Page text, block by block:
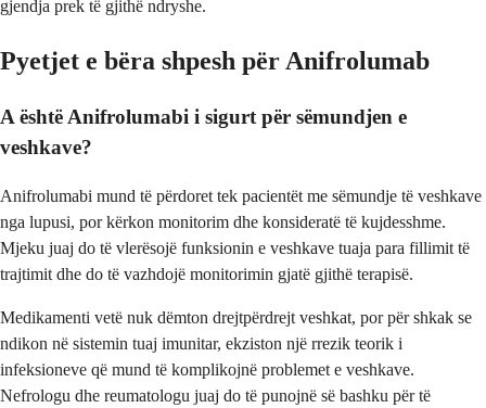
gjendja prek të gjithë ndryshe.
Pyetjet e bëra shpesh për Anifrolumab
A është Anifrolumabi i sigurt për sëmundjen e
veshkave?
Anifrolumabi mund të përdoret tek pacientët me sëmundje të veshkave
nga lupusi, por kërkon monitorim dhe konsideratë të kujdesshme.
Mjeku juaj do të vlerësojë funksionin e veshkave tuaja para fillimit të
trajtimit dhe do të vazhdojë monitorimin gjatë gjithë terapisë.
Medikamenti vetë nuk dëmton drejtpërdrejt veshkat, por për shkak se
ndikon në sistemin tuaj imunitar, ekziston një rrezik teorik i
infeksioneve që mund të komplikojnë problemet e veshkave.
Nefrologu dhe reumatologu juaj do të punojnë së bashku për të